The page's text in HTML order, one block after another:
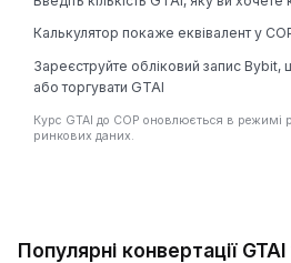
Калькулятор покаже еквівалент у
Зареєструйте обліковий запис Bybit,
або торгувати GTAI
Курс GTAI до COP оновлюється в режимі
ринкових даних.
Популярні конвертації